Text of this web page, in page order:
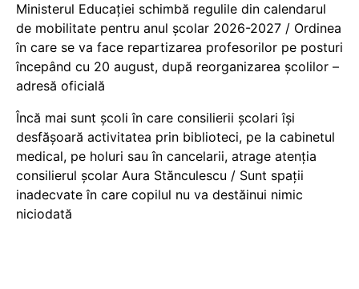
Ministerul Educației schimbă regulile din calendarul
de mobilitate pentru anul școlar 2026-2027 / Ordinea
în care se va face repartizarea profesorilor pe posturi
începând cu 20 august, după reorganizarea școlilor –
adresă oficială
Încă mai sunt școli în care consilierii școlari își
desfășoară activitatea prin biblioteci, pe la cabinetul
medical, pe holuri sau în cancelarii, atrage atenția
consilierul școlar Aura Stănculescu / Sunt spații
inadecvate în care copilul nu va destăinui nimic
niciodată